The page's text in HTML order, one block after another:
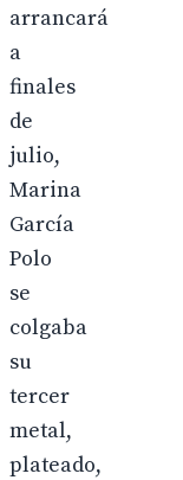
arrancará
a
finales
de
julio,
Marina
García
Polo
se
colgaba
su
tercer
metal,
plateado,